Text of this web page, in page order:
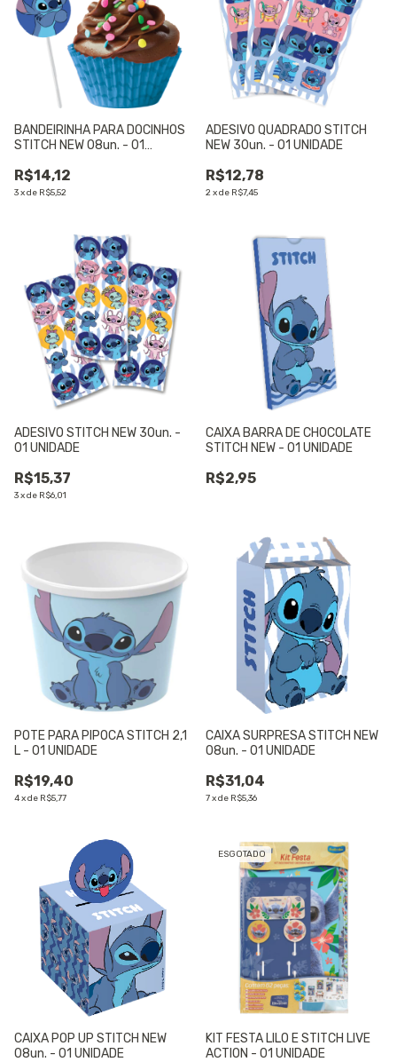
BANDEIRINHA PARA DOCINHOS
STITCH NEW 08un. - 01
R$14,12
3xde R$5,52
ADESIVO QUADRADO STITCH
NEW 30un. - 01 UNIDADE
R$12,78
2xde R$7,45
ADESIVO STITCH NEW 30un. -
01 UNIDADE
R$15,37
3xde R$6,01
CAIXA BARRA DE CHOCOLATE
STITCH NEW - 01 UNIDADE
R$2,95
POTE PARA PIPOCA STITCH 2,1
L - 01 UNIDADE
R$19,40
4xde R$5,77
CAIXA SURPRESA STITCH NEW
08un. - 01 UNIDADE
R$31,04
7xde R$5,36
CAIXA POP UP STITCH NEW
08un. - 01 UNIDADE
ESGOTADO
KIT FESTA LILO E STITCH LIVE
ACTION - 01 UNIDADE